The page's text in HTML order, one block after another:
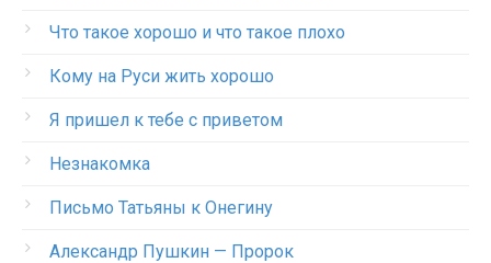
Что такое хорошо и что такое плохо
Кому на Руси жить хорошо
Я пришел к тебе с приветом
Незнакомка
Письмо Татьяны к Онегину
Александр Пушкин — Пророк